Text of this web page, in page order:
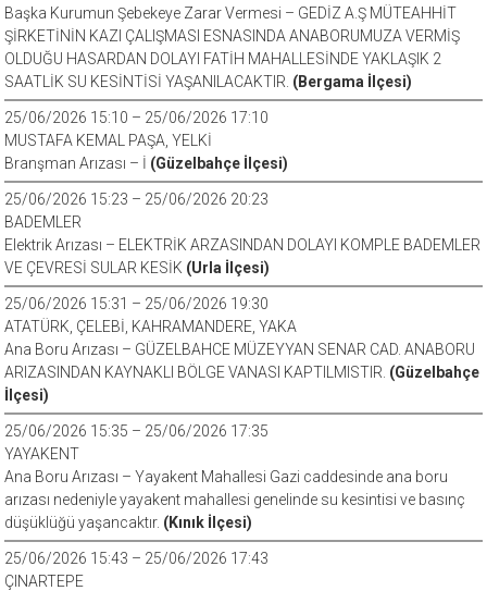
Başka Kurumun Şebekeye Zarar Vermesi – GEDİZ A.Ş MÜTEAHHİT
ŞİRKETİNİN KAZI ÇALIŞMASI ESNASINDA ANABORUMUZA VERMİŞ
OLDUĞU HASARDAN DOLAYI FATİH MAHALLESİNDE YAKLAŞIK 2
SAATLİK SU KESİNTİSİ YAŞANILACAKTIR. (Bergama İlçesi)
25/06/2026 15:10 – 25/06/2026 17:10
MUSTAFA KEMAL PAŞA, YELKİ
Branşman Arızası – İ (Güzelbahçe İlçesi)
25/06/2026 15:23 – 25/06/2026 20:23
BADEMLER
Elektrik Arızası – ELEKTRİK ARZASINDAN DOLAYI KOMPLE BADEMLER
VE ÇEVRESİ SULAR KESİK (Urla İlçesi)
25/06/2026 15:31 – 25/06/2026 19:30
ATATÜRK, ÇELEBİ, KAHRAMANDERE, YAKA
Ana Boru Arızası – GÜZELBAHCE MÜZEYYAN SENAR CAD. ANABORU
ARIZASINDAN KAYNAKLI BÖLGE VANASI KAPTILMISTIR. (Güzelbahçe
İlçesi)
25/06/2026 15:35 – 25/06/2026 17:35
YAYAKENT
Ana Boru Arızası – Yayakent Mahallesi Gazi caddesinde ana boru
arızası nedeniyle yayakent mahallesi genelinde su kesintisi ve basınç
düşüklüğü yaşancaktır. (Kınık İlçesi)
25/06/2026 15:43 – 25/06/2026 17:43
ÇINARTEPE